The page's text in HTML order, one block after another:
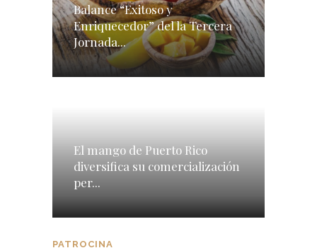
Balance “Exitoso y
Enriquecedor” del la Tercera
Jornada...
El mango de Puerto Rico
diversifica su comercialización
per...
PATROCINA